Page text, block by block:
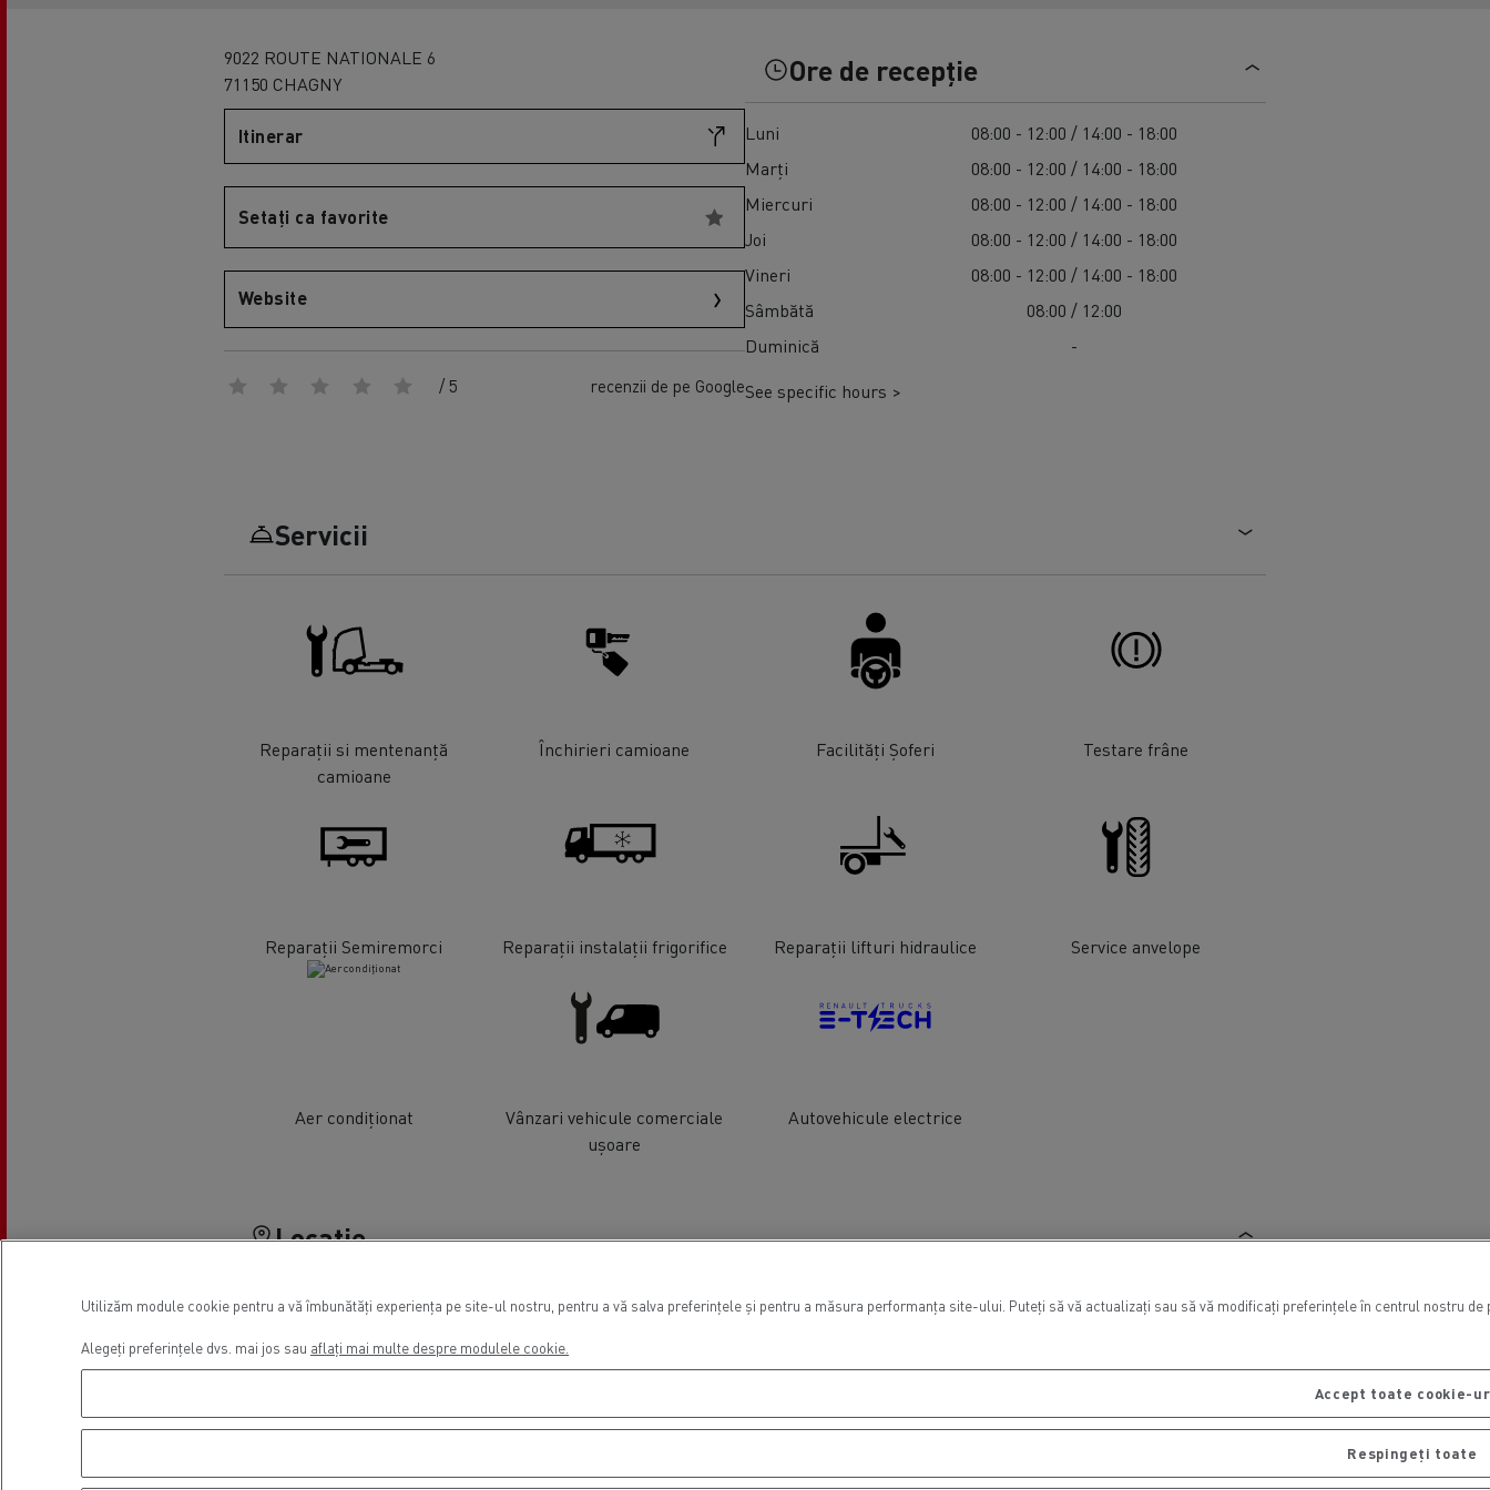
Pentru livrare
Managementul flotei și al energiei
Cursuri pentru șoferi
Feldschlösschen - Carlsberg
9022 ROUTE NATIONALE 6
71150 CHAGNY
Itinerar
Setați ca favorite
Website
/ 5 recenzii de pe Google
Ore de recepție
Luni
08:00 - 12:00 / 14:00 - 18:00
Marți
08:00 - 12:00 / 14:00 - 18:00
Miercuri
08:00 - 12:00 / 14:00 - 18:00
Joi
08:00 - 12:00 / 14:00 - 18:00
Vineri
08:00 - 12:00 / 14:00 - 18:00
Sâmbătă
08:00 / 12:00
Duminică
-
See specific hours >
Servicii
Reparații si mentenanță
camioane
Închirieri camioane Facilități Șoferi Testare frâne
Reparații Semiremorci Reparații instalații frigorifice Reparații lifturi hidraulice Service anvelope
Aer condiționat
Vânzari vehicule comerciale
ușoare
Autovehicule electrice
Locație
Utilizăm module cookie pentru a vă îmbunătăți experiența pe site-ul nostru, pentru a vă salva preferințele și pentru a măsura performanța site-ului. Puteți să vă actualizați sau să vă modificați preferințele în centrul nostru
Alegeți preferințele dvs. mai jos sau aflați mai multe despre modulele cookie.
Accept toate cookie-
Respingeți toate